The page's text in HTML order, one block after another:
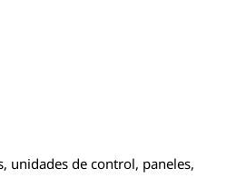
unidades de control, paneles,